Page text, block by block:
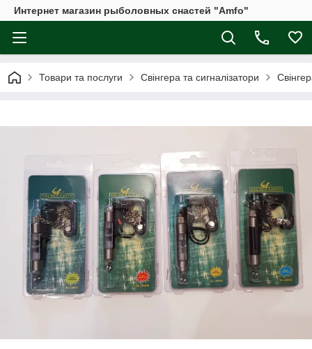
Интернет магазин рыболовных снастей "Amfo"
Товари та послуги Свінгера та сигналізатори